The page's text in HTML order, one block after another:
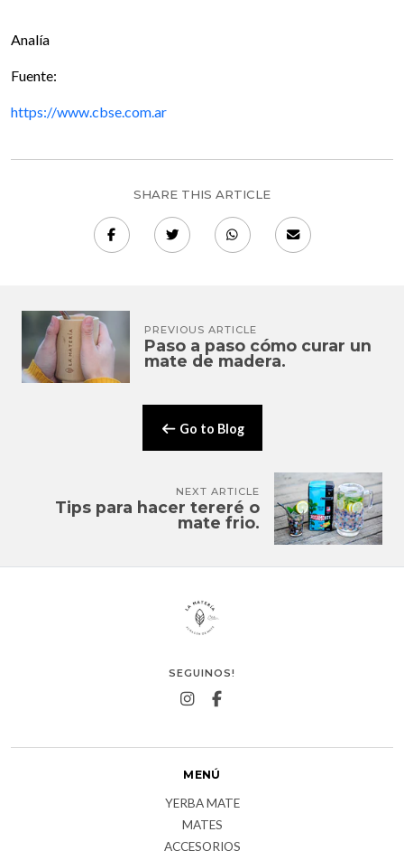
Analía
Fuente:
https://www.cbse.com.ar
SHARE THIS ARTICLE
PREVIOUS ARTICLE
Paso a paso cómo curar un
mate de madera.
Go to Blog
NEXT ARTICLE
Tips para hacer tereré o
mate frio.
SEGUINOS!
MENÚ
YERBA MATE
MATES
ACCESORIOS